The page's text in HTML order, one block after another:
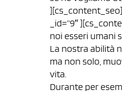
_id=”9″
noi esseri umani
La nostra abilità
ma non solo,
vita.
Durante per